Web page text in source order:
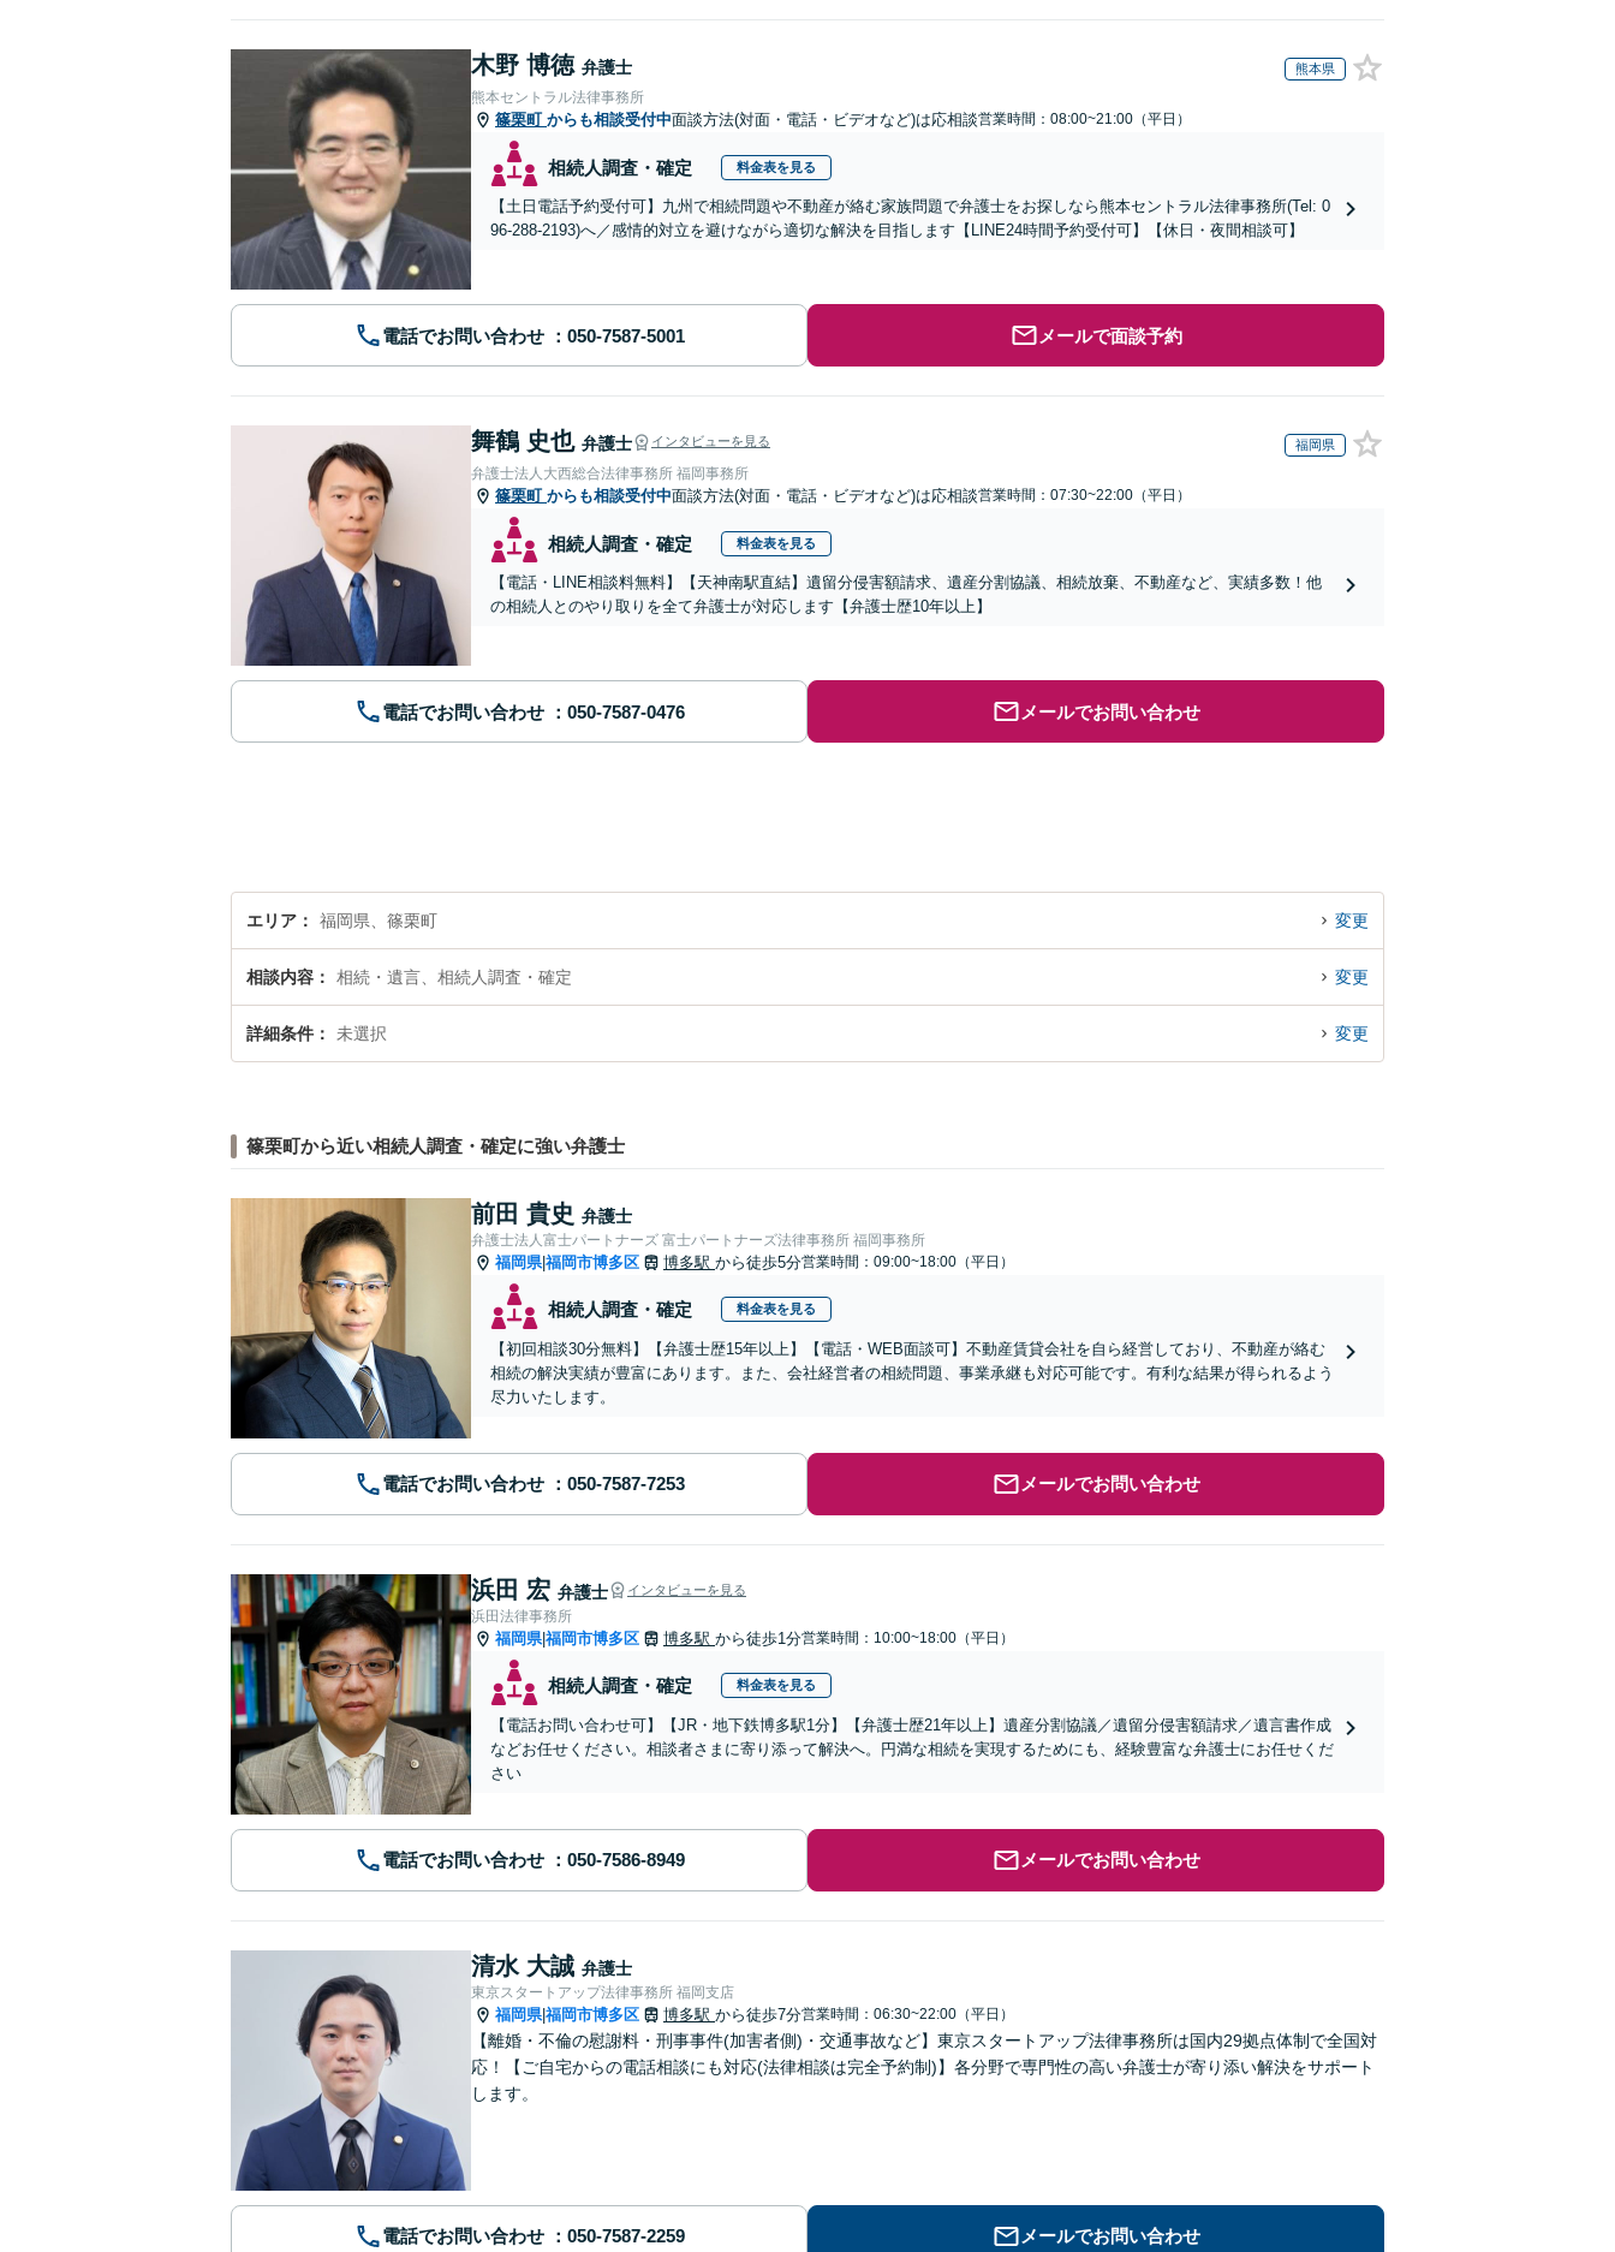
木野 博徳 弁護士 熊本県
熊本セントラル法律事務所
篠栗町 からも相談受付中面談方法(対面・電話・ビデオなど)は応相談営業時間：08:00~21:00（平日）
相続人調査・確定 料金表を見る
【土日電話予約受付可】九州で相続問題や不動産が絡む家族問題で弁護士をお探しなら熊本セントラル法律事務所(Tel: 0
96-288-2193)へ／感情的対立を避けながら適切な解決を目指します【LINE24時間予約受付可】【休日・夜間相談可】
電話でお問い合わせ メールで面談予約
舞鶴 史也 弁護士 インタビューを見る 福岡県
弁護士法人大西総合法律事務所 福岡事務所
篠栗町 からも相談受付中面談方法(対面・電話・ビデオなど)は応相談営業時間：07:30~22:00（平日）
相続人調査・確定 料金表を見る
【電話・LINE相談料無料】【天神南駅直結】遺留分侵害額請求、遺産分割協議、相続放棄、不動産など、実績多数！他
の相続人とのやり取りを全て弁護士が対応します【弁護士歴10年以上】
電話でお問い合わせ メールでお問い合わせ
エリア 福岡県、篠栗町 変更
相談内容 相続・遺言、相続人調査・確定 変更
詳細条件 未選択 変更
篠栗町から近い相続人調査・確定に強い弁護士
前田 貴史 弁護士
弁護士法人富士パートナーズ 富士パートナーズ法律事務所 福岡事務所
福岡県|福岡市博多区 博多駅 から徒歩5分営業時間：09:00~18:00（平日）
相続人調査・確定 料金表を見る
【初回相談30分無料】【弁護士歴15年以上】【電話・WEB面談可】不動産賃貸会社を自ら経営しており、不動産が絡む
相続の解決実績が豊富にあります。また、会社経営者の相続問題、事業承継も対応可能です。有利な結果が得られるよう
尽力いたします。
電話でお問い合わせ メールでお問い合わせ
浜田 宏 弁護士 インタビューを見る
浜田法律事務所
福岡県|福岡市博多区 博多駅 から徒歩1分営業時間：10:00~18:00（平日）
相続人調査・確定 料金表を見る
【電話お問い合わせ可】【JR・地下鉄博多駅1分】【弁護士歴21年以上】遺産分割協議／遺留分侵害額請求／遺言書作成
などお任せください。相談者さまに寄り添って解決へ。円満な相続を実現するためにも、経験豊富な弁護士にお任せくだ
さい
電話でお問い合わせ メールでお問い合わせ
清水 大誠 弁護士
東京スタートアップ法律事務所 福岡支店
福岡県|福岡市博多区 博多駅 から徒歩7分営業時間：06:30~22:00（平日）
【離婚・不倫の慰謝料・刑事事件(加害者側)・交通事故など】東京スタートアップ法律事務所は国内29拠点体制で全国対
応！【ご自宅からの電話相談にも対応(法律相談は完全予約制)】各分野で専門性の高い弁護士が寄り添い解決をサポート
します。
電話でお問い合わせ メールでお問い合わせ